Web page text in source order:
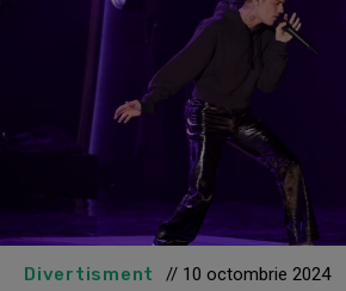
Divertisment // 10 octombrie 2024